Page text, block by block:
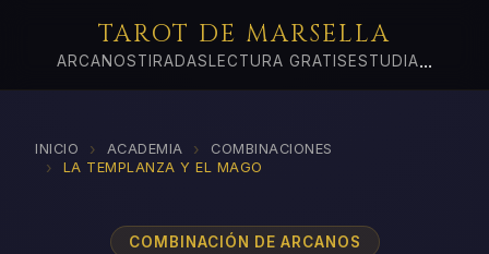
TAROT DE MARSELLA
ARCANOSTIRADAS LECTURA GRATIS ESTUDIA...
INICIO › ACADEMIA › COMBINACIONES
› LA TEMPLANZA Y EL MAGO
COMBINACIÓN DE ARCANOS